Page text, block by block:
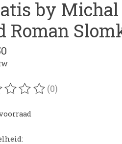
by
Roman
van dit product is
(0)